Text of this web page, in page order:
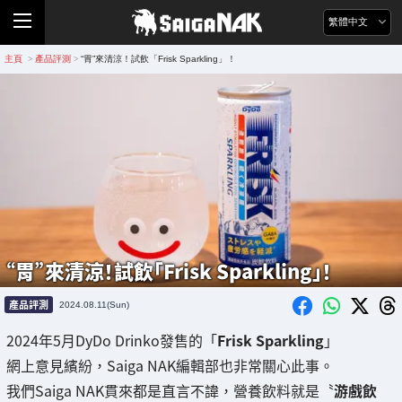
繁體中文
主頁 > 產品評測 > “胃”來清涼！試飲「Frisk Sparkling」！
“胃”來清涼！試飲「Frisk Sparkling」！
產品評測 2024.08.11(Sun)
2024年5月DyDo Drinko發售的「Frisk Sparkling」
網上意見繽紛，Saiga NAK編輯部也非常關心此事。
我們Saiga NAK貫來都是直言不諱，營養飲料就是〝游戲飲